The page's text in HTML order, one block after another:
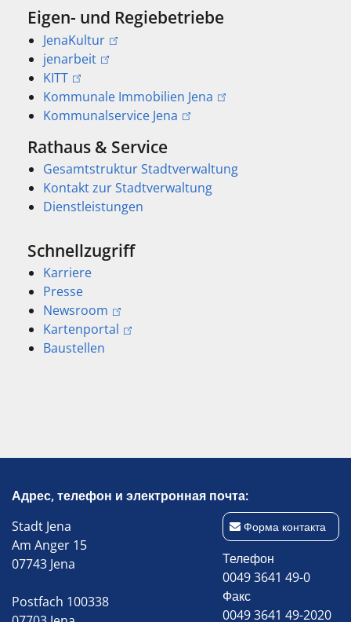
Eigen- und Regiebetriebe
JenaKultur
jenarbeit
KITT
Kommunale Immobilien Jena
Kommunalservice Jena
Rathaus & Service
Gesamtstruktur Stadtverwaltung
Kontakt zur Stadtverwaltung
Dienstleistungen
Schnellzugriff
Karriere
Presse
Newsroom
Kartenportal
Baustellen
Адрес, телефон и электронная почта:
Stadt Jena
Am Anger 15
07743 Jena
Postfach 100338
Форма контакта
Телефон
0049 3641 49-0
Факс
0049 3641 49-2020